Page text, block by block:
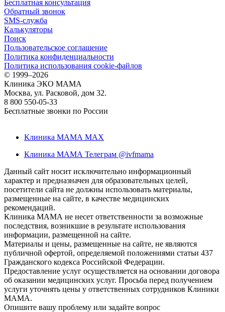
Бесплатная консультация
Обратный звонок
SMS-служба
Калькуляторы
Поиск
Пользовательское соглашение
Политика конфиденциальности
Политика использования cookie-файлов
© 1999–2026
Клиника ЭКО МАМА
Москва, ул. Расковой, дом 32.
8 800 550-05-33
Бесплатные звонки по России
Клиника МАМА MAX
Клиника МАМА Телеграм @ivfmama
Данный сайт носит исключительно информационный
характер и предназначен для образовательных целей,
посетители сайта не должны использовать материалы,
размещенные на сайте, в качестве медицинских
рекомендаций.
Клиника МАМА не несет ответственности за возможные
последствия, возникшие в результате использования
информации, размещенной на сайте.
Материалы и цены, размещенные на сайте, не являются
публичной офертой, определяемой положениями статьи 437
Гражданского кодекса Российской Федерации.
Предоставление услуг осуществляется на основании договора
об оказании медицинских услуг. Просьба перед получением
услуги уточнять цены у ответственных сотрудников Клиники
МАМА.
Опишите вашу проблему или задайте вопрос